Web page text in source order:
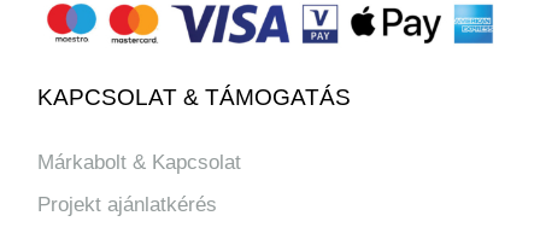
KAPCSOLAT & TÁMOGATÁS
Márkabolt & Kapcsolat
Projekt ajánlatkérés